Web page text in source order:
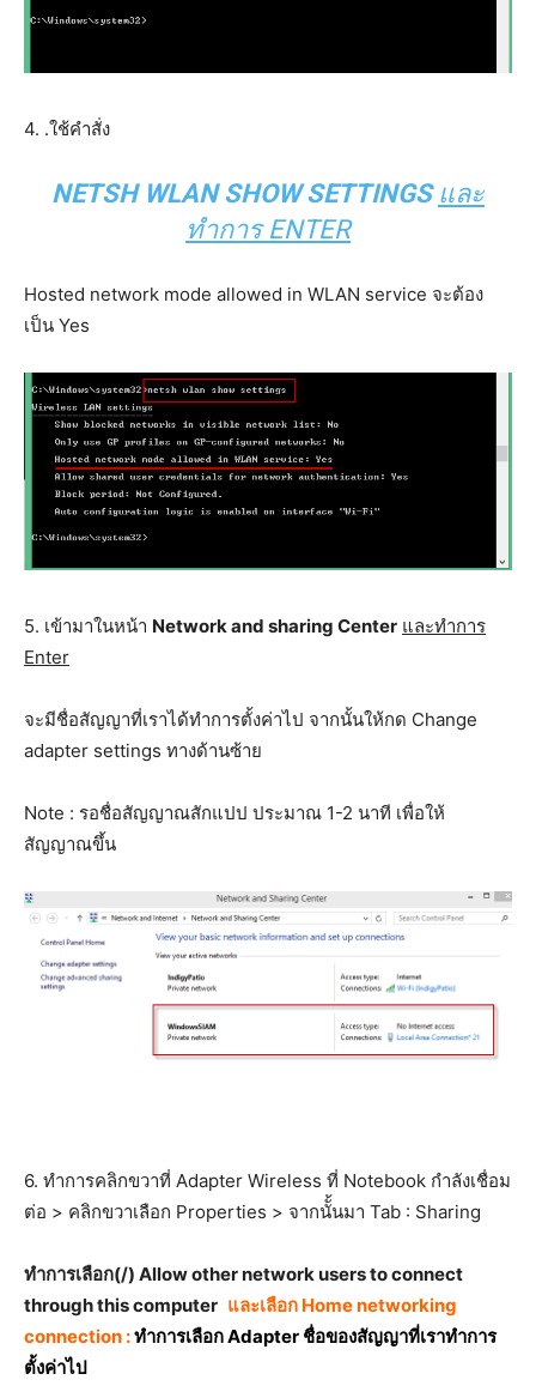
4. .ใช้คำสั่ง
NETSH WLAN SHOW SETTINGS และ
ทำการ ENTER
Hosted network mode allowed in WLAN service จะต้อง
เป็น Yes
5. เข้ามาในหน้า Network and sharing Center และทำการ
Enter
จะมีชื่อสัญญาที่เราได้ทำการตั้งค่าไป จากนั้นให้กด Change
adapter settings ทางด้านซ้าย
Note : รอชื่อสัญญาณสักแปป ประมาณ 1-2 นาที เพื่อให้
สัญญาณขึ้น
6. ทำการคลิกขวาที่ Adapter Wireless ที่ Notebook กำลังเชื่อม
ต่อ > คลิกขวาเลือก Properties > จากนัั้นมา Tab : Sharing
ทำการเลือก(/) Allow other network users to connect
through this computer และเลือก Home networking
connection :ทำการเลือก Adapter ชื่อของสัญญาที่เราทำการ
ตั้งค่าไป